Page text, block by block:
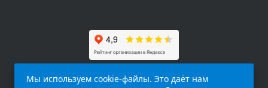
Мы используем cookie-файлы. Это даёт нам